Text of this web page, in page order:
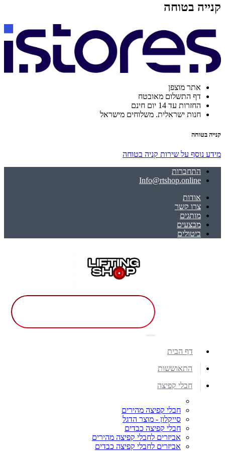
קנייה בטוחה
אתר מוצפן
דף התשלום מאובטח
החזרות עד 14 יום חינם
חנות ישראלית. משלוחים מישראל
קנייה בטוחה
מידע נוסף על שירות קניה בטוחה
התחברות
Info@rtshop.online
אודות
צרו קשר
מותגים
מבצעים
ביטולים
דף הבית
התאוששות
חבלי קפיצה
חבלי קפיצה מהירים
סייקלון - מוצר הדגל
חבלי קפיצה כבדים
אביזרים לחבלי קפיצה מהירים
אביזרים לחבלי קפיצה כבדים